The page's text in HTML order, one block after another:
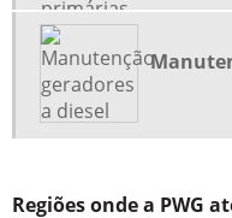
PLANO MANUTENÇÃO
QUADRO DE COMANDO
QUADRO DE COMANDO PARA
QUADRO DE TRANSFERÊNCIA
Regiões onde a PWG